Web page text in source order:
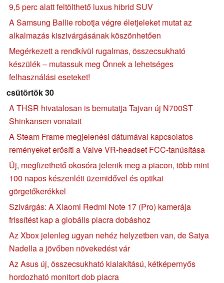
9,5 perc alatt feltölthető luxus hibrid SUV
A Samsung Ballie robotja végre életjeleket mutat az
alkalmazás kiszivárgásának köszönhetően
Megérkezett a rendkívül rugalmas, összecsukható
készülék – mutassuk meg Önnek a lehetséges
felhasználási eseteket!
csütörtök 30
A THSR hivatalosan is bemutatja Tajvan új N700ST
Shinkansen vonatait
A Steam Frame megjelenési dátumával kapcsolatos
reményeket erősíti a Valve VR-headset FCC-tanúsítása
Új, megfizethető okosóra jelenik meg a piacon, több mint
100 napos készenléti üzemidővel és optikai
görgetőkerékkel
Szivárgás: A Xiaomi Redmi Note 17 (Pro) kamerája
frissítést kap a globális piacra dobáshoz
Az Xbox jelenleg ugyan nehéz helyzetben van, de Satya
Nadella a jövőben növekedést vár
Az Asus új, összecsukható kialakítású, kétképernyős
hordozható monitort dob piacra